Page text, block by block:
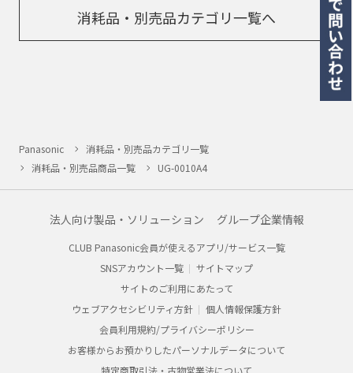
消耗品・別売品カテゴリ一覧へ
Panasonic
消耗品・別売品カテゴリ一覧
消耗品・別売品商品一覧
UG-0010A4
法人向け製品・ソリューション グループ企業情報
CLUB Panasonic会員が使えるアプリ/サービス一覧
SNSアカウント一覧
サイトマップ
サイトのご利用にあたって
ウェブアクセシビリティ方針
個人情報保護方針
会員利用規約/プライバシーポリシー
お客様からお預かりしたパーソナルデータについて
特定商取引法・古物営業法について